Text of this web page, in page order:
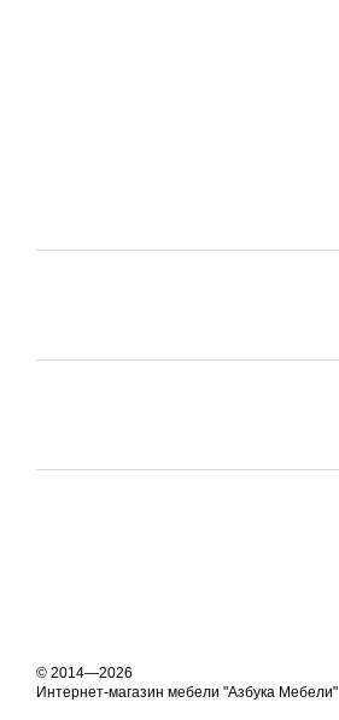
© 2014—2026
Интернет-магазин мебели "Азбука Мебели"